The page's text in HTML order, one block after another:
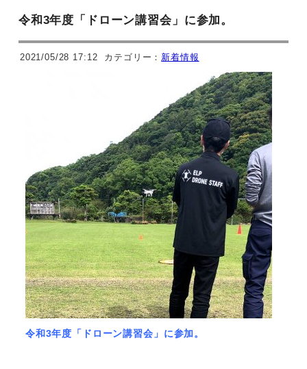
令和3年度「ドローン講習会」に参加。
2021/05/28 17:12 カテゴリー： 新着情報
令和3年度「ドローン講習会」に参加。